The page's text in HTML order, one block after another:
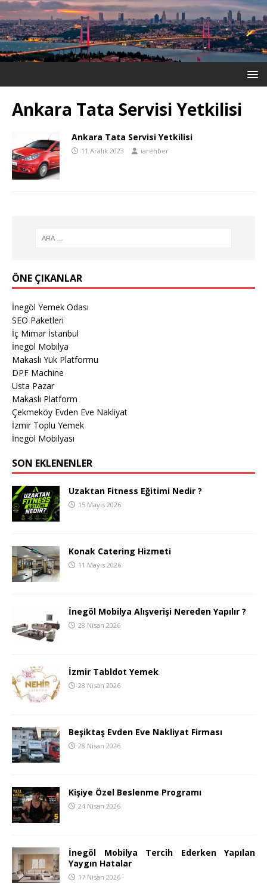
Ankara Tata Servisi Yetkilisi
Ankara Tata Servisi Yetkilisi
11 Aralık 2023 iarehber
ÖNE ÇIKANLAR
İnegöl Yemek Odası
SEO Paketleri
İç Mimar İstanbul
İnegöl Mobilya
Makaslı Yük Platformu
DPF Machine
Usta Pazar
Makaslı Platform
Çekmeköy Evden Eve Nakliyat
İzmir Toplu Yemek
İnegöl Mobilyası
SON EKLENENLER
Uzaktan Fitness Eğitimi Nedir ?
15 Mayıs 2026
Konak Catering Hizmeti
11 Mayıs 2026
İnegöl Mobilya Alışverişi Nereden Yapılır ?
28 Nisan 2026
İzmir Tabldot Yemek
28 Nisan 2026
Beşiktaş Evden Eve Nakliyat Firması
28 Nisan 2026
Kişiye Özel Beslenme Programı
24 Nisan 2026
İnegöl Mobilya Tercih Ederken Yapılan
Yaygın Hatalar
17 Nisan 2026